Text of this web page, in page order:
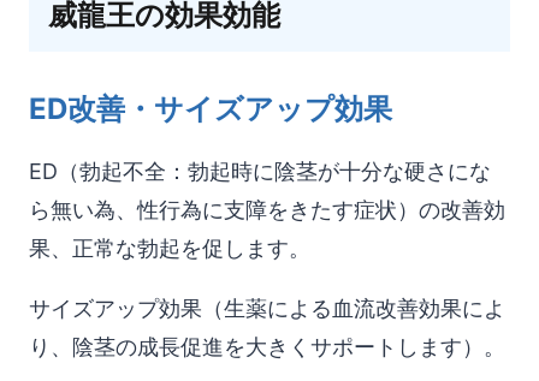
威龍王の効果効能
ED改善・サイズアップ効果
ED（勃起不全：勃起時に陰茎が十分な硬さにな
ら無い為、性行為に支障をきたす症状）の改善効
果、正常な勃起を促します。
サイズアップ効果（生薬による血流改善効果によ
り、陰茎の成長促進を大きくサポートします）。